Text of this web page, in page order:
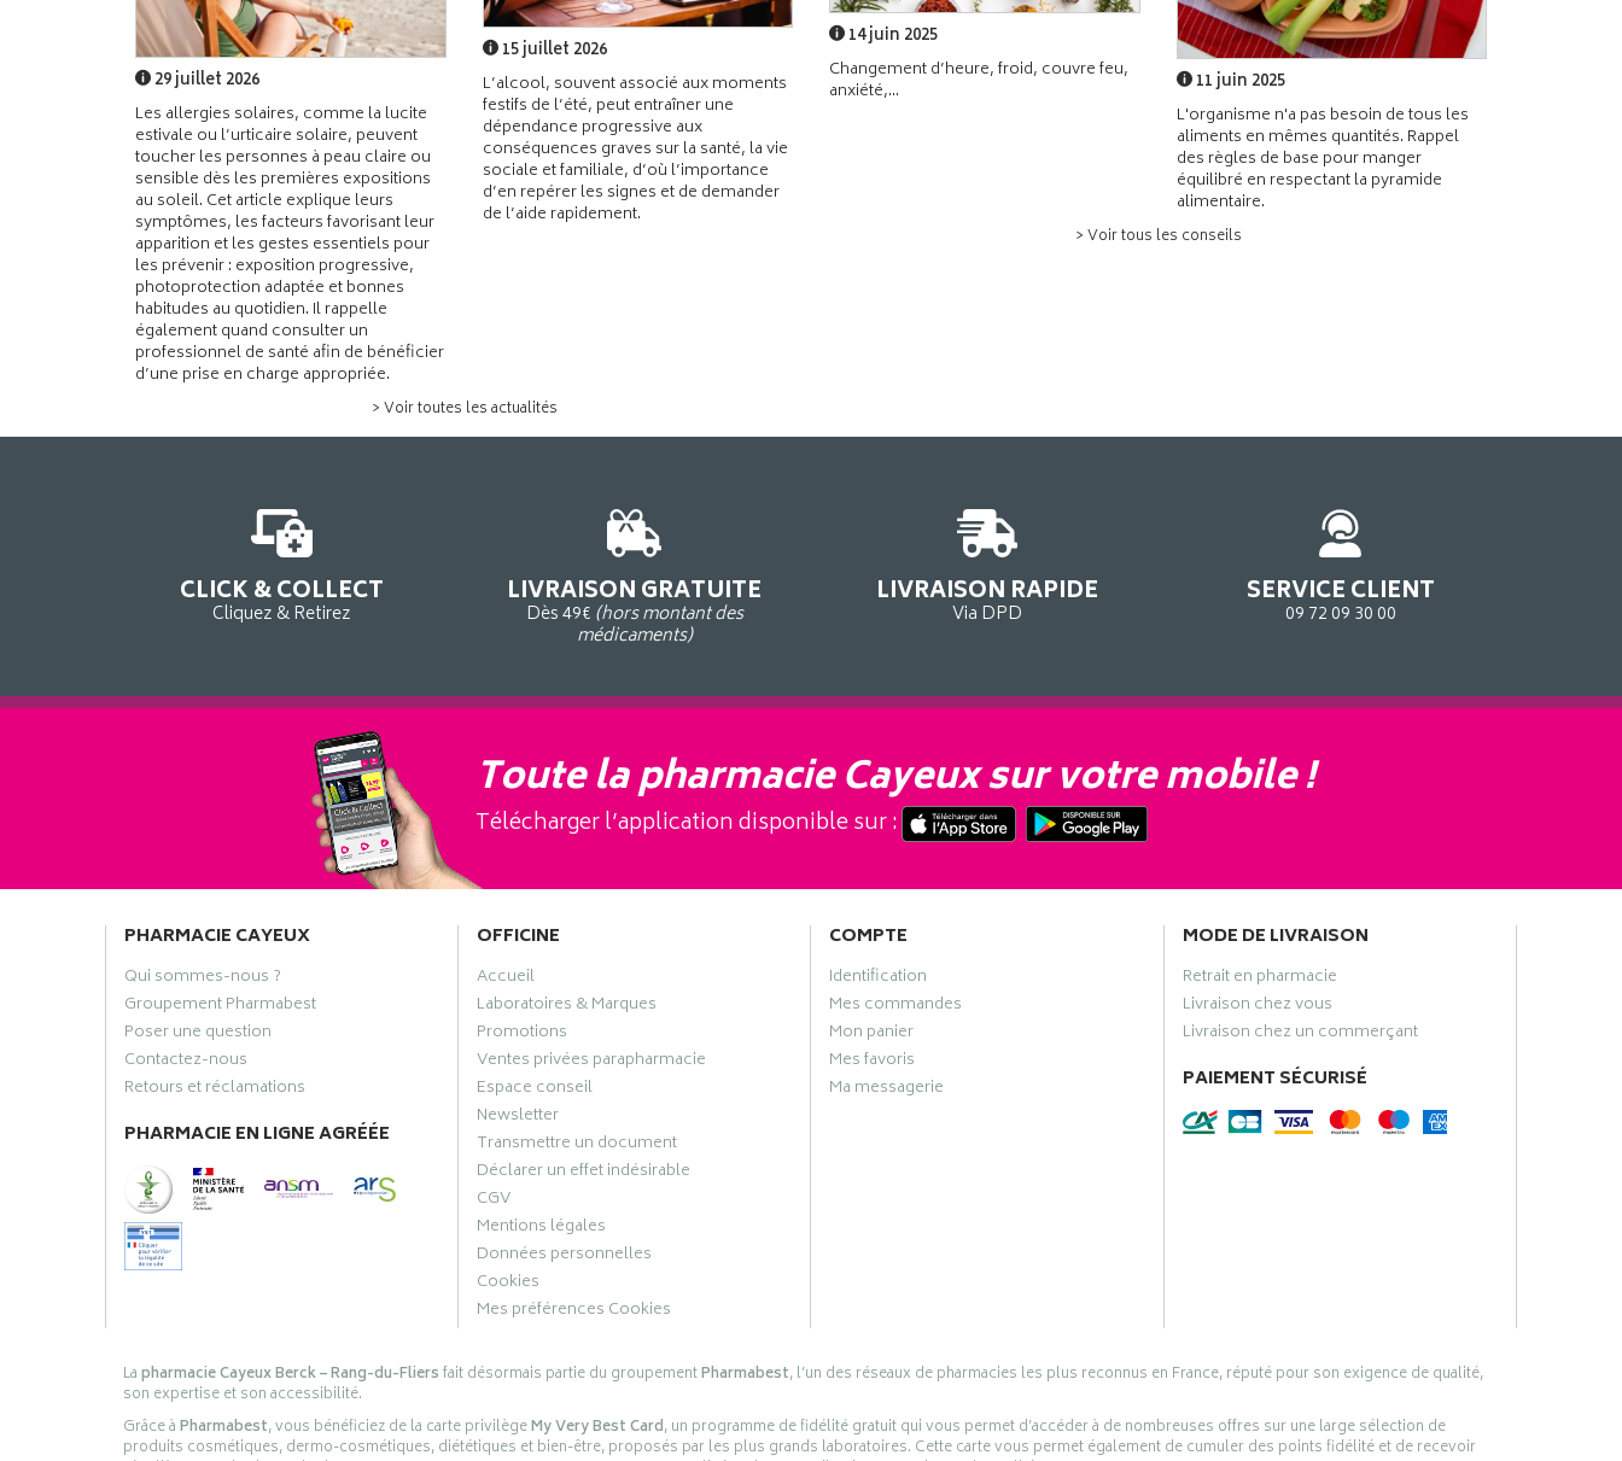
29 juillet 2026
Les allergies solaires, comme la lucite
estivale ou l’urticaire solaire, peuvent
toucher les personnes à peau claire ou
sensible dès les premières expositions
au soleil. Cet article explique leurs
symptômes, les facteurs favorisant leur
apparition et les gestes essentiels pour
les prévenir : exposition progressive,
photoprotection adaptée et bonnes
habitudes au quotidien. Il rappelle
également quand consulter un
professionnel de santé afin de bénéficier
d’une prise en charge appropriée.
15 juillet 2026
L’alcool, souvent associé aux moments
festifs de l’été, peut entraîner une
dépendance progressive aux
conséquences graves sur la santé, la vie
sociale et familiale, d’où l’importance
d’en repérer les signes et de demander
de l’aide rapidement.
> Voir toutes les actualités
14 juin 2025
Changement d’heure, froid, couvre feu,
anxiété,...
11 juin 2025
L'organisme n'a pas besoin de tous les
aliments en mêmes quantités. Rappel
des règles de base pour manger
équilibré en respectant la pyramide
alimentaire.
> Voir tous les conseils
CLICK & COLLECT
Cliquez & Retirez
LIVRAISON GRATUITE
Dès 49€ (hors montant des
médicaments)
LIVRAISON RAPIDE
Via DPD
SERVICE CLIENT
09 72 09 30 00
Toute la pharmacie Cayeux sur votre mobile !
Télécharger l’application disponible sur :
PHARMACIE CAYEUX
Qui sommes-nous ?
Groupement Pharmabest
Poser une question
Contactez-nous
Retours et réclamations
PHARMACIE EN LIGNE AGRÉÉE
OFFICINE
Accueil
Laboratoires & Marques
Promotions
Ventes privées parapharmacie
Espace conseil
Newsletter
Transmettre un document
Déclarer un effet indésirable
CGV
Mentions légales
Données personnelles
Cookies
Mes préférences Cookies
COMPTE
Identification
Mes commandes
Mon panier
Mes favoris
Ma messagerie
MODE DE LIVRAISON
Retrait en pharmacie
Livraison chez vous
Livraison chez un commerçant
PAIEMENT SÉCURISÉ
Lapharmacie Cayeux Berck – Rang-du-Fliersfait désormais partie du groupementPharmabest, l’un des réseaux de pharmacies les plus reconnus en France, réputé pour son exigence de qualité,
son expertise et son accessibilité.
Grâce àPharmabest, vous bénéficiez de la carte privilègeMy Very Best Card, un programme de fidélité gratuit qui vous permet d’accéder à de nombreuses offres sur une large sélection de
produits cosmétiques, dermo-cosmétiques, diététiques et bien-être, proposés par les plus grands laboratoires. Cette carte vous permet également de cumuler des points fidélité et de recevoir